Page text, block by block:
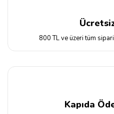
800 TL ve üzeri tüm
Kapıda